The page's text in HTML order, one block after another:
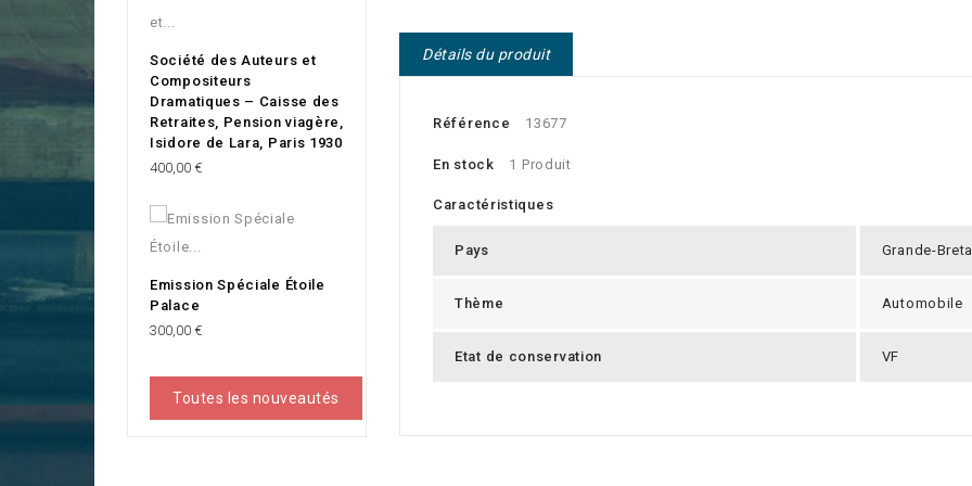
Société des Auteurs et
Compositeurs
Dramatiques – Caisse des
Retraites, Pension viagère,
Isidore de Lara, Paris 1930
Prix
400,00 €
Emission Spéciale Étoile
Palace
Prix
300,00 €
Toutes les nouveautés
Détails du produit
Référence 13677
En stock 1 Produit
Caractéristiques
Pays Grande-
Thème Automobile
Etat de conservation VF